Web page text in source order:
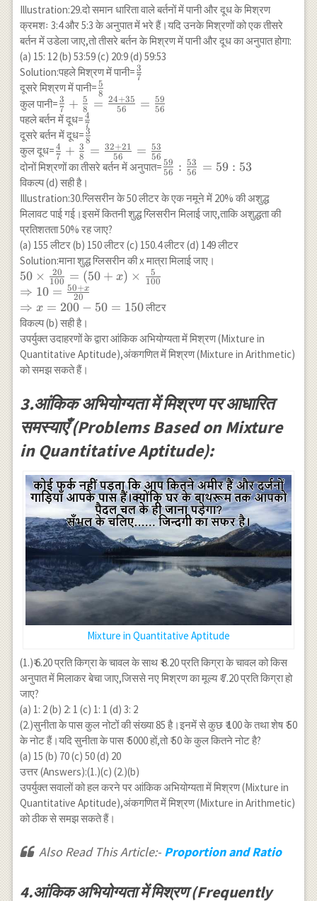
\Rightarrow-
68.20 x+66
x=68.20 y-
\frac{143}{2}
y \\
\Rightarrow-
2.20 x=-
\frac{6.6 y }
{2.2} \times
\frac{1}{2}\\
\Rightarrow
\frac{x}
{y}=\frac{6.6}
{4.4}
\Rightarrow
\frac{x}
{y}=\frac{66}
{44}
\Rightarrow
\frac{x}
{y}=\frac{3}
{2} \\ x=y=3:
2
Illustration:29.दो समान धारिता वाले बर्तनों में पानी और दूध के मिश्रण
क्रमशः 3:4 और 5:3 के अनुपात में भरे हैं।यदि उनके मिश्रणों को एक तीसरे
बर्तन में उडेला जाए,तो तीसरे बर्तन के मिश्रण में पानी और दूध का अनुपात होगा:
(a) 15: 12 (b) 53:59 (c) 20:9 (d) 59:53
Solution:पहले मिश्रण में पानी=\frac{3}
7
3
दूसरे मिश्रण में पानी=\frac{5}
{8}
8
5
कुल पानी=\frac{3}
{7}+\frac{5}
{8}=\frac{24+35}
{56}=\frac{59}
{56}
7
3 + 8
5 = 56
24+35 = 56
59
पहले बर्तन में दूध=\frac{4}
{7}
7
4
दूसरे बर्तन में दूध=\frac{3}
{8}
8
3
कुल दूध=\frac{4}
{7}+\frac{3}
{8}=\frac{32+21}
{56}=\frac{53}
{56}
7
4 + 8
3 = 56
32+21 = 56
53
दोनों मिश्रणों का तीसरे बर्तन में अनुपात=\frac{59}
\frac{53}
{56}=59:
56
59 : 56
53 = 59 : 53
विकल्प (d) सही है।
Illustration:30.ग्लिसरीन के 50 लीटर के एक नमूने में 20% की अशुद्ध
मिलावट पाई गई।इसमें कितनी शुद्ध ग्लिसरीन मिलाई जाए,ताकि अशुद्धता की
प्रतिशतता 50% रह जाए?
(a) 155 लीटर (b) 150 लीटर (c) 150.4 लीटर (d) 149 लीटर
Solution:माना शुद्ध ग्लिसरीन की x मात्रा मिलाई जाए।
50 \times
\frac{20}
{100}=(50+x)
\times \frac{5}
{100} \\
\Rightarrow
10=\frac{50+x}
{20} \\
\Rightarrow
x=200-50=150
50 × 100
20 = (50 + x) × 100
5
⇒ 10 = 20
50+x
⇒ x = 200 − 50 = 150लीटर
विकल्प (b) सही है।
उपर्युक्त उदाहरणों के द्वारा आंकिक अभियोग्यता में मिश्रण (Mixture in
Quantitative Aptitude),अंकगणित में मिश्रण (Mixture in Arithmetic)
को समझ सकते हैं।
3.आंकिक अभियोग्यता में मिश्रण पर आधारित
समस्याएँ (Problems Based on Mixture
in Quantitative Aptitude):
Mixture in Quantitative Aptitude
(1.)₹ 6.20 प्रति किग्रा के चावल के साथ ₹ 8.20 प्रति किग्रा के चावल को किस
अनुपात में मिलाकर बेचा जाए,जिससे नए मिश्रण का मूल्य ₹ 7.20 प्रति किग्रा हो
जाए?
(a) 1: 2 (b) 2: 1 (c) 1: 1 (d) 3: 2
(2.)सुनीता के पास कुल नोटों की संख्या 85 है।इनमें से कुछ ₹ 100 के तथा शेष ₹ 50
के नोट हैं।यदि सुनीता के पास ₹ 5000 हों,तो ₹ 50 के कुल कितने नोट है?
(a) 15 (b) 70 (c) 50 (d) 20
उत्तर (Answers):(1.)(c) (2.)(b)
उपर्युक्त सवालों को हल करने पर आंकिक अभियोग्यता में मिश्रण (Mixture in
Quantitative Aptitude),अंकगणित में मिश्रण (Mixture in Arithmetic)
को ठीक से समझ सकते हैं।
Also Read This Article:- Proportion and Ratio
4.आंकिक अभियोग्यता में मिश्रण (Frequently